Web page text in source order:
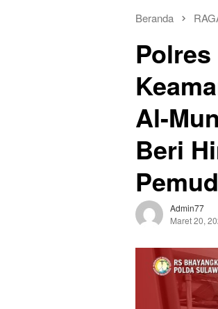
Beranda
Al-
Beri
Admin77
Maret 20,